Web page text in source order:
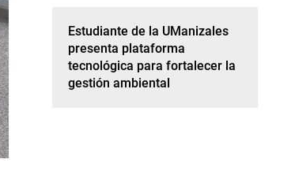
Estudiante de la UManizales
presenta plataforma
tecnológica para fortalecer la
gestión ambiental